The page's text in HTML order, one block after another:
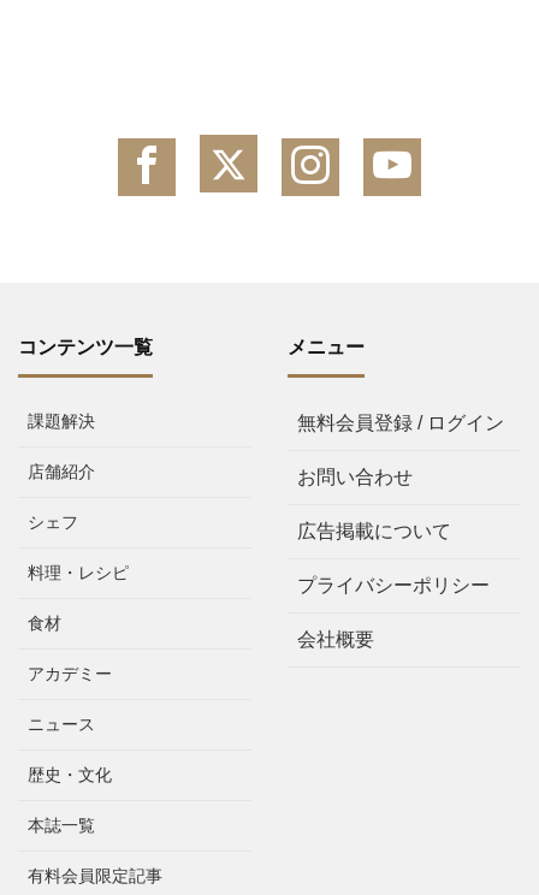
コンテンツ一覧
課題解決
店舗紹介
シェフ
料理・レシピ
食材
アカデミー
ニュース
歴史・文化
本誌一覧
有料会員限定記事
メニュー
無料会員登録 / ログイン
お問い合わせ
広告掲載について
プライバシーポリシー
会社概要